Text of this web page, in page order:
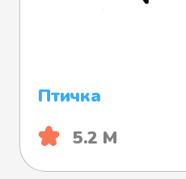
Птичка
5.2 М